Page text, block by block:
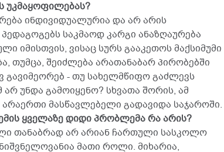
უკმაყოფილებას?
ინდივიდუალურია და არ არის
საკმაოდ კარგი ანაზღაურება
იმისთვის, ვისაც სურს გააკეთოს მაქსიმუმი
თუმცა, შეიძლება არათანაბარ პირობებში
გავიმეორებ - თუ სახელმწიფო გაძლევს
უნდა გამოიყენო? სხვათა შორის, ამ
მასწავლებელი გადავიდა საჯაროში.
ყველაზე დიდი პრობლემა რა არის?
თანაბრად არ არიან ჩართული სასკოლო
მათი როლი. მიხარია,